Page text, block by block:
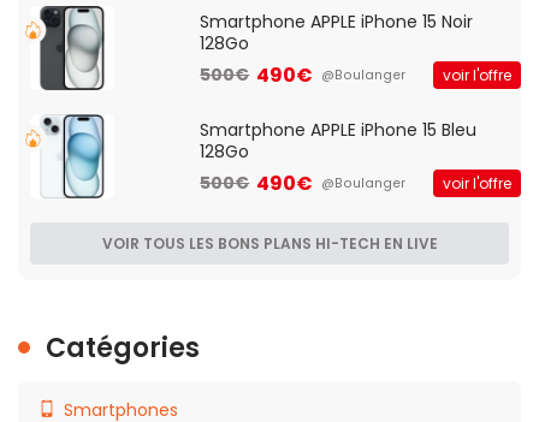
Smartphone APPLE iPhone 15 Noir
128Go
500€ 490€ @Boulanger voir l'offre
Smartphone APPLE iPhone 15 Bleu
128Go
500€ 490€ @Boulanger voir l'offre
VOIR TOUS LES BONS PLANS HI-TECH EN LIVE
Catégories
Smartphones